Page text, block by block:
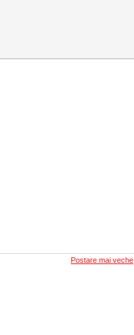
Postare mai veche